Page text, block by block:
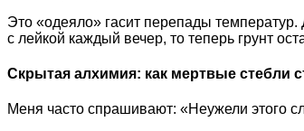
Это «одеяло» гасит перепады
с лейкой каждый вечер, то теперь грунт
Скрытая алхимия: как мертвые стебли
Меня часто спрашивают: «Неужели этого